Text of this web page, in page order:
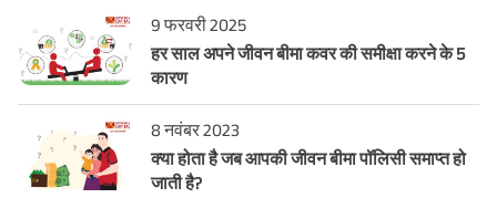
9 फरवरी 2025
हर साल अपने जीवन बीमा कवर की समीक्षा करने के 5
कारण
8 नवंबर 2023
क्या होता है जब आपकी जीवन बीमा पॉलिसी समाप्त हो
जाती है?